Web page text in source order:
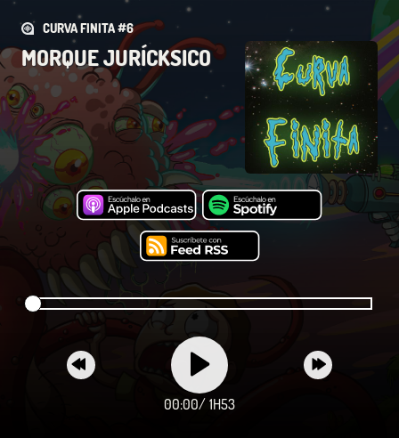
CURVA FINITA #6
MORQUE JURÍCKSICO
00:00/ 1H53